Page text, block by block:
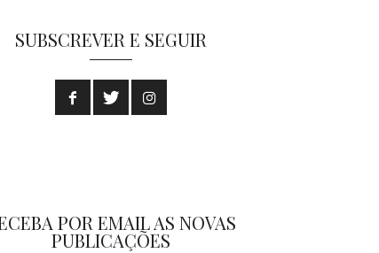
SUBSCREVER E SEGUIR
POR EMAIL AS NOVAS
PUBLICAÇÕES